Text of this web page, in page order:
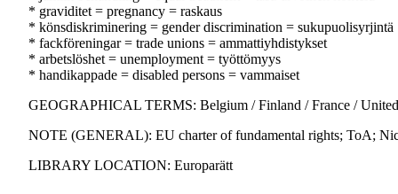
* graviditet = pregnancy = raskaus
* könsdiskriminering = gender discrimination = sukupuolisyrjintä
* fackföreningar = trade unions = ammattiyhdistykset
* arbetslöshet = unemployment = työttömyys
* handikappade = disabled persons = vammaiset
GEOGRAPHICAL TERMS: Belgium / Finland / France /
NOTE (GENERAL): EU charter of fundamental rights; ToA;
LIBRARY LOCATION: Europarätt